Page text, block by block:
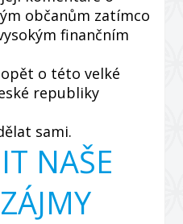
občanům zatímco
finančním
o této velké
republiky
sami.
NAŠE